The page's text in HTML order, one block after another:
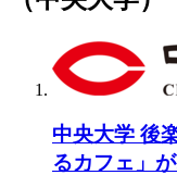
中央大学 後
るカフェ」